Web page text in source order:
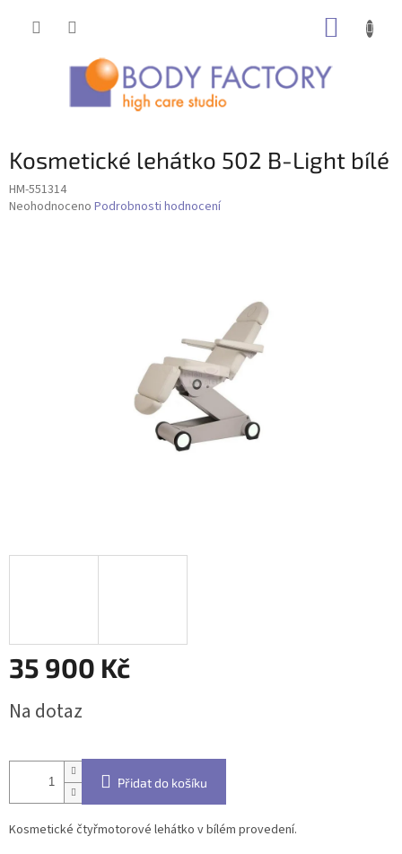
Kosmetické lehátko 502 B-Light bílé
HM-551314
Průměrné
Neohodnoceno Podrobnosti hodnocení
35 900 Kč
cena:
Na dotaz
Přidat do košíku
Kosmetické čtyřmotorové lehátko v bílém provedení.